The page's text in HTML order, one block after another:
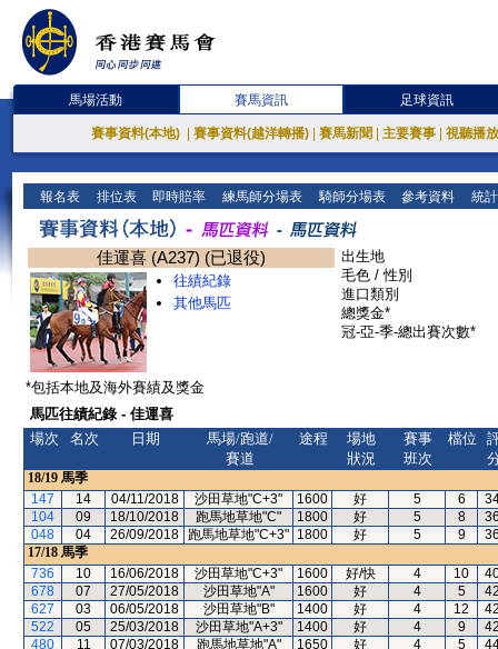
馬場活動 賽馬資訊 足球資訊
賽事資料(本地) 賽事資料(越洋轉播) 賽馬新聞 主要賽事 視聽播
報名表 排位表 即時賠率 練馬師分場表 騎師分場表 參考資料 統
佳運喜 (A237) (已退役)
往績紀錄
其他馬匹
出生地
毛色 / 性別
進口類別
總獎金*
冠-亞-季-總出賽次數*
*包括本地及海外賽績及獎金
馬匹往績紀錄 - 佳運喜
場次
名次 日期
馬場/跑道/
賽道
途程
場地
狀況
賽事
班次
檔位
18/19 馬季
147
14 04/11/2018 沙田草地"C+3" 1600 好 5 6
104
09 18/10/2018 跑馬地草地"C" 1800 好 5 8
048
04 26/09/2018 跑馬地草地"C+3" 1800 好 5 9
17/18 馬季
736
10 16/06/2018 沙田草地"C+3" 1600 好/快 4 10
678
07 27/05/2018 沙田草地"A" 1600 好 4 5
627
03 06/05/2018 沙田草地"B" 1400 好 4 12
522
05 25/03/2018 沙田草地"A+3" 1400 好 4 9
480
11 07/03/2018 跑馬地草地"A" 1650 好 4 5